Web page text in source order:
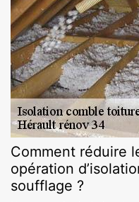
Comment réduire
opération
soufflage ?